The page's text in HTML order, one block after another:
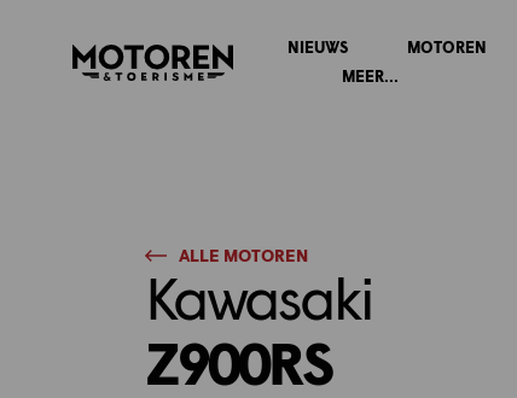
Homepage
NIEUWS MOTOREN
MEER...
ALLE MOTOREN
Kawasaki
Z900RS